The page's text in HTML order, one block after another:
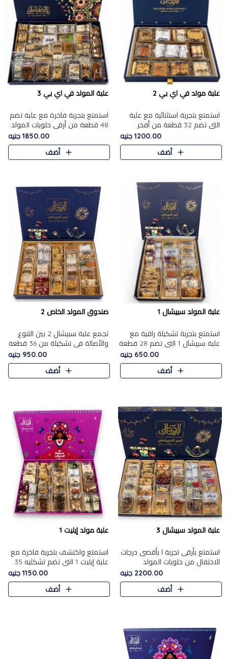
علبة مولد في اي بي 2
استمتع بتجربة استثنائية مع علبة
التي تضم 32 قطعة من أفخر
حلويات المولد الشرقية، في تشكيلة
تجمع بين الأصالة والاختيارات
الفاخرة. تحتوي العلبة..
1200.00 جنيه
أضف
علبة المولد في اي بي 3
استمتع بتجربة فاخرة مع علبة تضم
48 قطعة من أرقى حلويات المولد
الشرقية، في تشكيلة تجمع بين
الأصناف التقليدية الفاخرة والاختيارات
1850.00 جنيه
أضف
علبة المولد سبيشال 1
استمتع بتجربة تشكيلة راقية مع
علبة سبيشال 1 التي تضم 28 قطعة
من تشكيلة مختارة بعناية من أفخر
حلويات المولد المصرية الأصلية
الشرقية. تحتوي ال..
650.00 جنيه
أضف
صندوق المولد الخاص 2
تجمع علبة سبيشال 2 بين التنوع
والأصالة في تشكيلة من 36 قطعة
تضم أشهر حلويات المولد الشرقية.
تحتوي العلبة على الجزرية بالفول،
والجزرية بالبن..
950.00 جنيه
أضف
علبة المولد سبيشال 3
استمتع بأرقى تجربة ا بأقصى درجات
الاحتفال من حلويات المولد
المصريه الأصيلة مع هذه الفخامة
مع علبة سبيشال 3 التي تضم 56
قطعة من تشكيلة استثن..
2200.00 جنيه
أضف
علبة مولد إيليت 1
استمتع واكتشف بتجربة فاخرة مع
علبة إيليت 1 التي تضم تشكليه 35
قطعة من أرقى حلويات المولد
المصري الأصيلة ,معروضة بشكل
جميل في علبة أنيقة ، في..
1150.00 جنيه
أضف